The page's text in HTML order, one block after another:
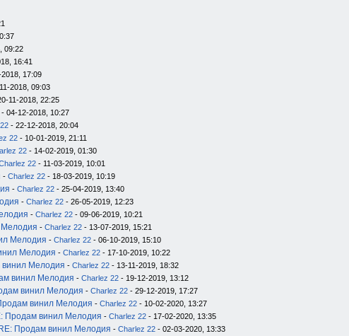
09:22
16:41
17:09
2018, 09:03
11-2018, 22:25
- 04-12-2018, 10:27
- 22-12-2018, 20:04
22 - 10-01-2019, 21:11
22 - 14-02-2019, 01:30
22 - 11-03-2019, 10:01
- Charlez 22 - 18-03-2019, 10:19
- Charlez 22 - 25-04-2019, 13:40
- Charlez 22 - 26-05-2019, 12:23
- Charlez 22 - 09-06-2019, 10:21
Мелодия - Charlez 22 - 13-07-2019, 15:21
Мелодия - Charlez 22 - 06-10-2019, 15:10
Мелодия - Charlez 22 - 17-10-2019, 10:22
винил Мелодия - Charlez 22 - 13-11-2019, 18:32
винил Мелодия - Charlez 22 - 19-12-2019, 13:12
винил Мелодия - Charlez 22 - 29-12-2019, 17:27
винил Мелодия - Charlez 22 - 10-02-2020, 13:27
Продам винил Мелодия - Charlez 22 - 17-02-2020, 13:35
RE: Продам винил Мелодия - Charlez 22 - 02-03-2020, 13:33